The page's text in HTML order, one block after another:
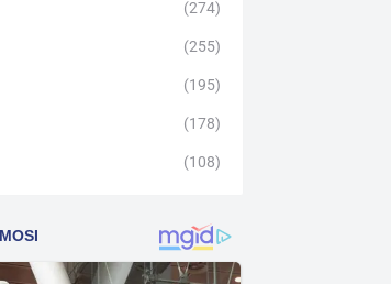
(274)
(255)
(195)
(178)
(108)